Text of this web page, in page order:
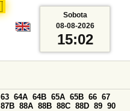
63 64A 64B 65A 65B 66 67
87B 88A 88B 88C 88D 89 90
Sobota
08-08-2026
15:02